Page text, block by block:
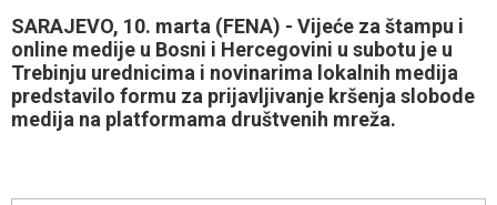
SARAJEVO, 10. marta (FENA) - Vijeće za štampu i
online medije u Bosni i Hercegovini u subotu je u
Trebinju urednicima i novinarima lokalnih medija
predstavilo formu za prijavljivanje kršenja slobode
medija na platformama društvenih mreža.